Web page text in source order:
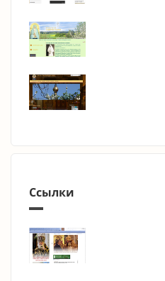
Ссылки